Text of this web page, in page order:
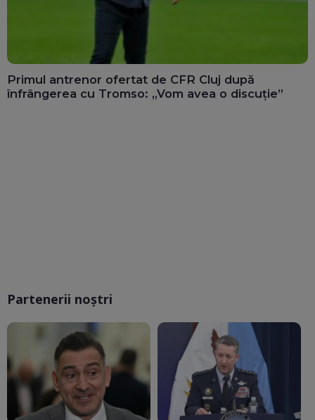
Primul antrenor ofertat de CFR Cluj după
înfrângerea cu Tromso: „Vom avea o discuție”
Partenerii noștri